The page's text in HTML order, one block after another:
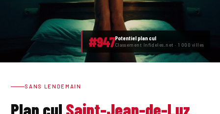
#947Potentiel plan cul
Classement Infideles.net · 1 000 villes
SANS LENDEMAIN
Plan cul Saint-Jean-de-Luz